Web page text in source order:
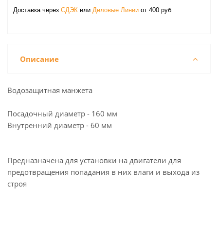
Доставка через СДЭК или Деловые Линии от 400 руб
Описание
Водозащитная манжета
Посадочный диаметр - 160 мм
Внутренний диаметр - 60 мм
Предназначена для установки на двигатели для
предотвращения попадания в них влаги и выхода из
строя